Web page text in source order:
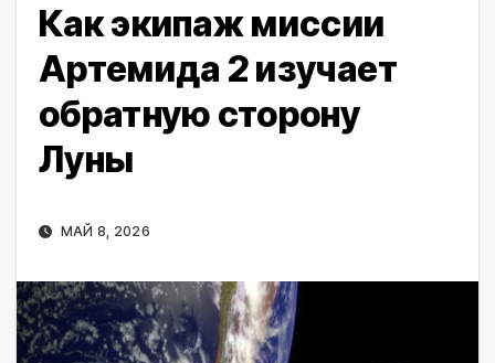
Как экипаж миссии
Артемида 2 изучает
обратную сторону
Луны
МАЙ 8, 2026